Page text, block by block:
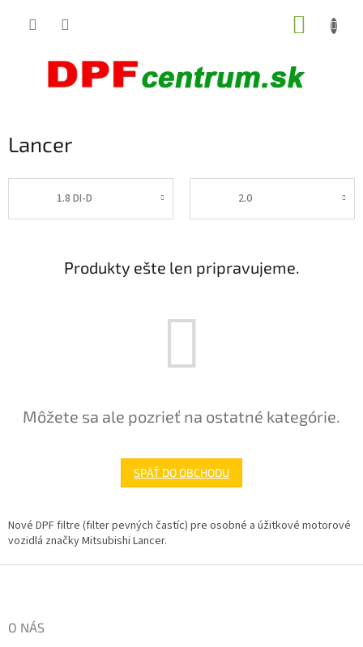
Lancer
1.8 DI-D 2.0
Produkty ešte len pripravujeme.
Môžete sa ale pozrieť na ostatné kategórie.
SPÄŤ DO OBCHODU
Nové DPF filtre (filter pevných častíc) pre osobné a úžitkové motorové
vozidlá značky Mitsubishi Lancer.
O NÁS